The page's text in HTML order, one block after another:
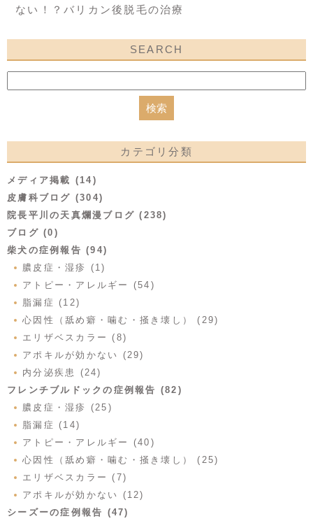
ない！？バリカン後脱毛の治療
SEARCH
カテゴリ分類
メディア掲載 (14)
皮膚科ブログ (304)
院長平川の天真爛漫ブログ (238)
ブログ (0)
柴犬の症例報告 (94)
膿皮症・湿疹 (1)
アトピー・アレルギー (54)
脂漏症 (12)
心因性（舐め癖・噛む・掻き壊し） (29)
エリザベスカラー (8)
アポキルが効かない (29)
内分泌疾患 (24)
フレンチブルドックの症例報告 (82)
膿皮症・湿疹 (25)
脂漏症 (14)
アトピー・アレルギー (40)
心因性（舐め癖・噛む・掻き壊し） (25)
エリザベスカラー (7)
アポキルが効かない (12)
シーズーの症例報告 (47)